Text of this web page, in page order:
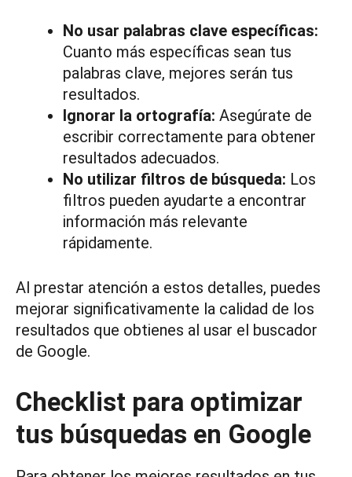
No usar palabras clave específicas:
Cuanto más específicas sean tus
palabras clave, mejores serán tus
resultados.
Ignorar la ortografía: Asegúrate de
escribir correctamente para obtener
resultados adecuados.
No utilizar filtros de búsqueda: Los
filtros pueden ayudarte a encontrar
información más relevante
rápidamente.
Al prestar atención a estos detalles, puedes
mejorar significativamente la calidad de los
resultados que obtienes al usar el buscador
de Google.
Checklist para optimizar
tus búsquedas en Google